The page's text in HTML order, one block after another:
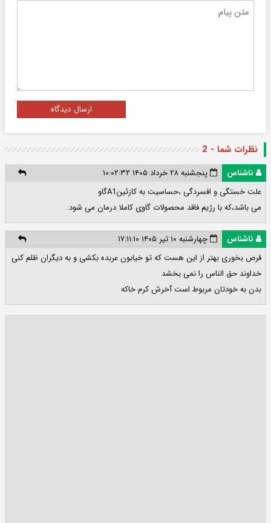
ارسال دیدگاه
نظرات شما - 2
ناشناس
پنجشنبه ۲۸ خرداد ۱۴۰۵ ۱۰:۰۲:۳۲
علت خستگی و افسردگی ،حساسیت به کازئینA1گاو
می باشد،که با رژیم فاقد محصولات گاوی کاملا درمان می شود.
ناشناس
چهارشنبه ۱۰ تیر ۱۴۰۵ ۱۷:۱۱:۱۰
قرص بخوری بهتر از این هست که تو خیابون عربده بکشی و به دیگران ظلم کنی
خداوند حق الناس را نمی بخشد
بدن به خودتان مربوط است آخرش کرم خاکه